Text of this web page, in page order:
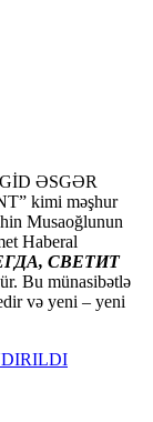
ƏSGƏR
kimi məşhur
Musaoğlunun
Haberal
СВЕТИТ
Bu münasibətlə
və yeni – yeni